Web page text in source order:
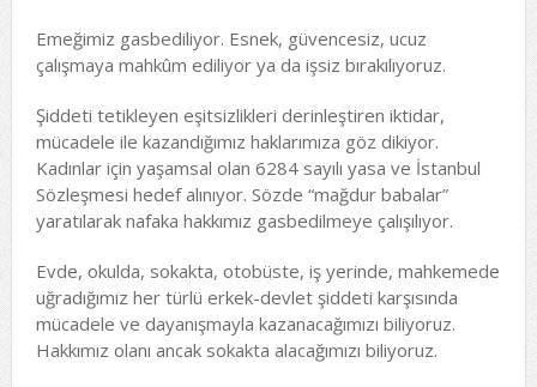
Emeğimiz gasbediliyor. Esnek, güvencesiz, ucuz
çalışmaya mahkûm ediliyor ya da işsiz bırakılıyoruz.
Şiddeti tetikleyen eşitsizlikleri derinleştiren iktidar,
mücadele ile kazandığımız haklarımıza göz dikiyor.
Kadınlar için yaşamsal olan 6284 sayılı yasa ve İstanbul
Sözleşmesi hedef alınıyor. Sözde “mağdur babalar”
yaratılarak nafaka hakkımız gasbedilmeye çalışılıyor.
Evde, okulda, sokakta, otobüste, iş yerinde, mahkemede
uğradığımız her türlü erkek-devlet şiddeti karşısında
mücadele ve dayanışmayla kazanacağımızı biliyoruz.
Hakkımız olanı ancak sokakta alacağımızı biliyoruz.